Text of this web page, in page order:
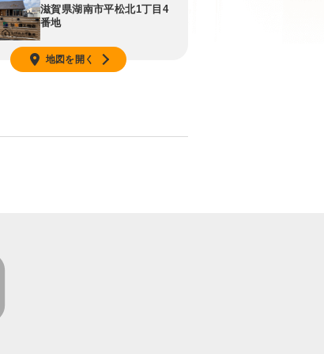
滋賀県湖南市平松北1丁目4
番地
地図を開く